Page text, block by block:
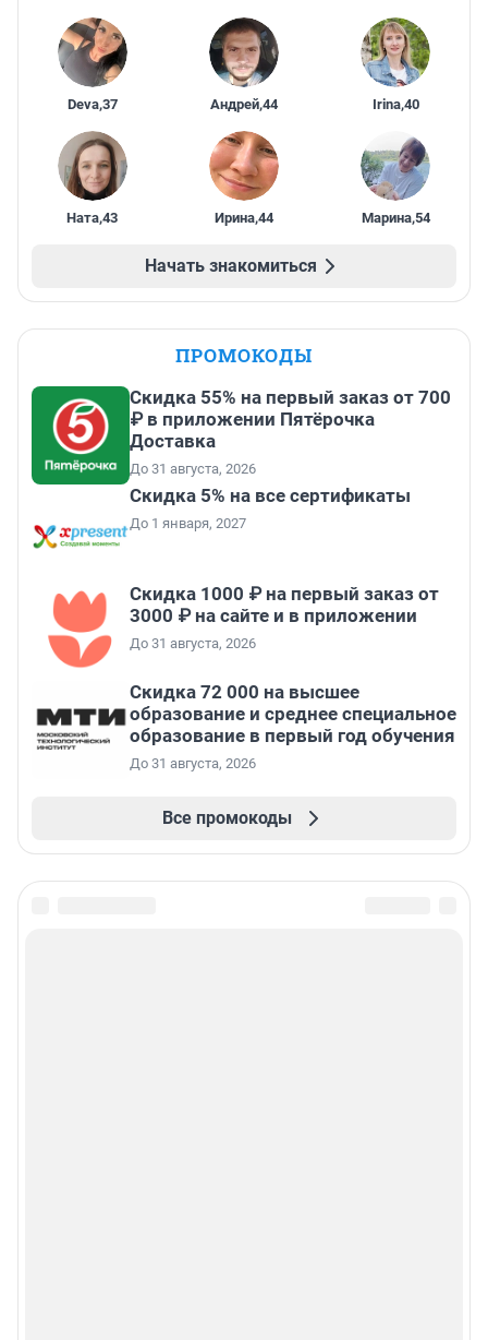
Deva,37 Андрей,44 Irina,40
Ната,43 Ирина,44 Марина,54
Начать знакомиться
ПРОМОКОДЫ
Скидка 55% на первый заказ от 700
₽ в приложении Пятёрочка
Доставка
До 31 августа, 2026
Скидка 5% на все сертификаты
До 1 января, 2027
Скидка 1000 ₽ на первый заказ от
3000 ₽ на сайте и в приложении
До 31 августа, 2026
Скидка 72 000 на высшее
образование и среднее специальное
образование в первый год обучения
До 31 августа, 2026
Все промокоды